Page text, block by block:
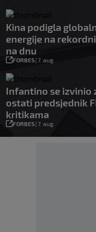
Kina podigla
energije na
na dnu
FORBES| 7. aug.
Infantino se izvinio
ostati predsjednik
kritikama
FORBES| 7. aug.